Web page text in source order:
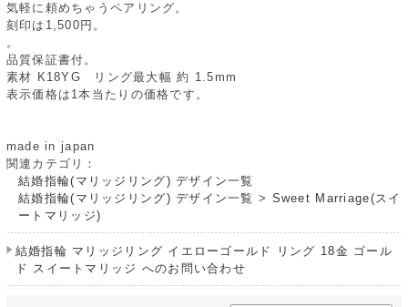
気軽に頼めちゃうペアリング。
刻印は1,500円。
。
品質保証書付。
素材 K18YG リング最大幅 約 1.5mm
表示価格は1本当たりの価格です。
made in japan
関連カテゴリ：
結婚指輪(マリッジリング) デザイン一覧
結婚指輪(マリッジリング) デザイン一覧 > Sweet Marriage(スイ
ートマリッジ)
結婚指輪 マリッジリング イエローゴールド リング 18金 ゴール
ド スイートマリッジ へのお問い合わせ